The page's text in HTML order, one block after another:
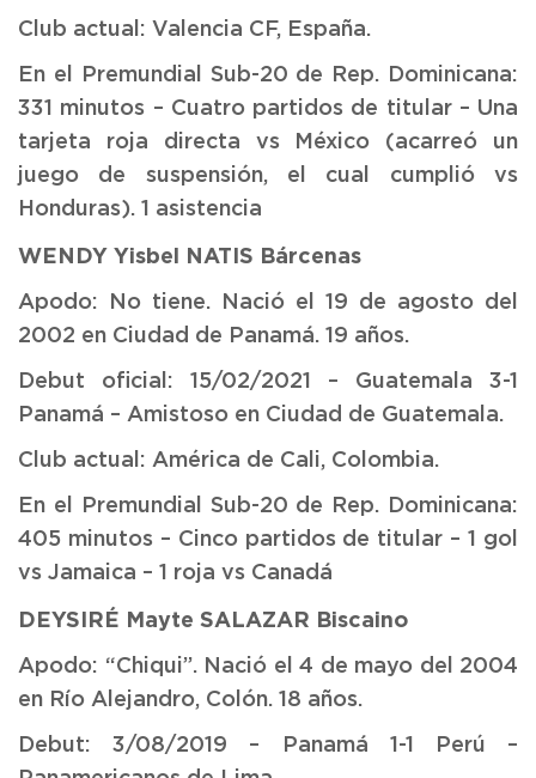
Club actual: Valencia CF, España.
En el Premundial Sub-20 de Rep. Dominicana:
331 minutos – Cuatro partidos de titular – Una
tarjeta roja directa vs México (acarreó un
juego de suspensión, el cual cumplió vs
Honduras). 1 asistencia
WENDY Yisbel NATIS Bárcenas
Apodo: No tiene. Nació el 19 de agosto del
2002 en Ciudad de Panamá. 19 años.
Debut oficial: 15/02/2021 – Guatemala 3-1
Panamá – Amistoso en Ciudad de Guatemala.
Club actual: América de Cali, Colombia.
En el Premundial Sub-20 de Rep. Dominicana:
405 minutos – Cinco partidos de titular – 1 gol
vs Jamaica – 1 roja vs Canadá
DEYSIRÉ Mayte SALAZAR Biscaino
Apodo: “Chiqui”. Nació el 4 de mayo del 2004
en Río Alejandro, Colón. 18 años.
Debut: 3/08/2019 – Panamá 1-1 Perú –